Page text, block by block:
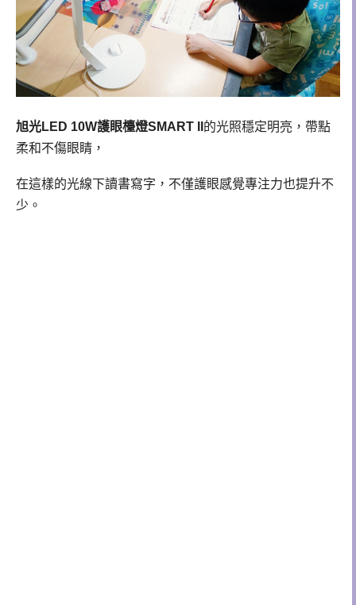
旭光LED 10W護眼檯燈SMART II 的光照穩定明亮，帶點
柔和不傷眼睛，
在這樣的光線下讀書寫字，不僅護眼感覺專注力也提升不
少。